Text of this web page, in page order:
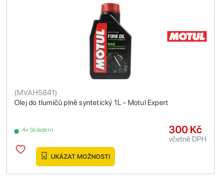
Olej do tlumičů plně syntetický 1L - Motul Expert
(MVAH5841)
4+ Skladem 300 Kč
včetně DPH
UKÁZAT MOŽNOSTI